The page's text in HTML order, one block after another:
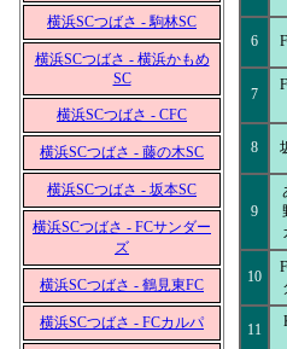
横浜SCつばさ - 駒林SC
横浜SCつばさ - 横浜かもめ
SC
横浜SCつばさ - CFC
横浜SCつばさ - 藤の木SC
横浜SCつばさ - 坂本SC
横浜SCつばさ - FCサンダー
ズ
横浜SCつばさ - 鶴見東FC
横浜SCつばさ - FCカルパ
6
7
8
9
10
11